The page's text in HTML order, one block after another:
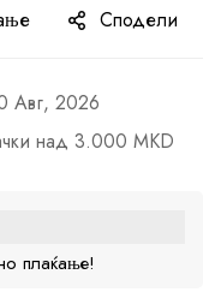
Сподели
Авг, 2026
над 3.000 MKD
плаќање!